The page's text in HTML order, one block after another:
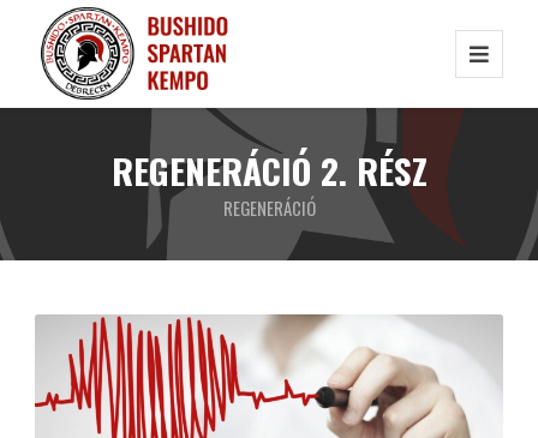
REGENERÁCIÓ 2. RÉSZ
REGENERÁCIÓ